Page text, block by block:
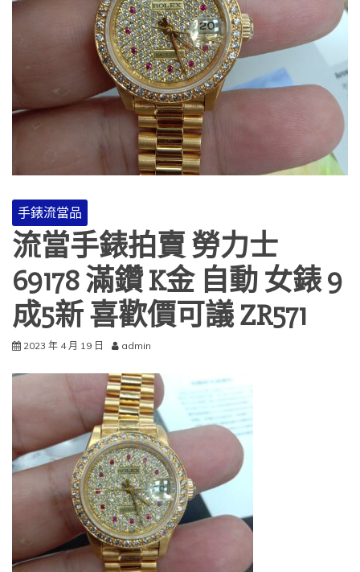
手錶流當品
流當手錶拍賣 勞力士
69178 滿鑽 K金 自動 女錶 9
成5新 喜歡價可議 ZR571
2023 年 4 月 19 日 admin